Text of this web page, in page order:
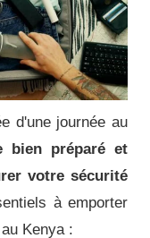
d'une journée au
bien préparé et
votre sécurité
à emporter
Kenya :